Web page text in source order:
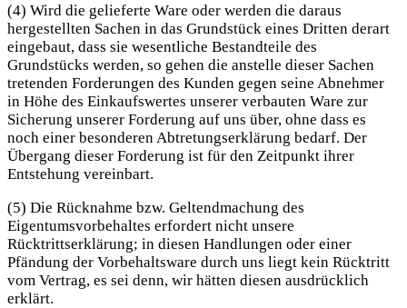
(4) Wird die gelieferte Ware oder werden die daraus
hergestellten Sachen in das Grundstück eines Dritten derart
eingebaut, dass sie wesentliche Bestandteile des
Grundstücks werden, so gehen die anstelle dieser Sachen
tretenden Forderungen des Kunden gegen seine Abnehmer
in Höhe des Einkaufswertes unserer verbauten Ware zur
Sicherung unserer Forderung auf uns über, ohne dass es
noch einer besonderen Abtretungserklärung bedarf. Der
Übergang dieser Forderung ist für den Zeitpunkt ihrer
Entstehung vereinbart.
(5) Die Rücknahme bzw. Geltendmachung des
Eigentumsvorbehaltes erfordert nicht unsere
Rücktrittserklärung; in diesen Handlungen oder einer
Pfändung der Vorbehaltsware durch uns liegt kein Rücktritt
vom Vertrag, es sei denn, wir hätten diesen ausdrücklich
erklärt.